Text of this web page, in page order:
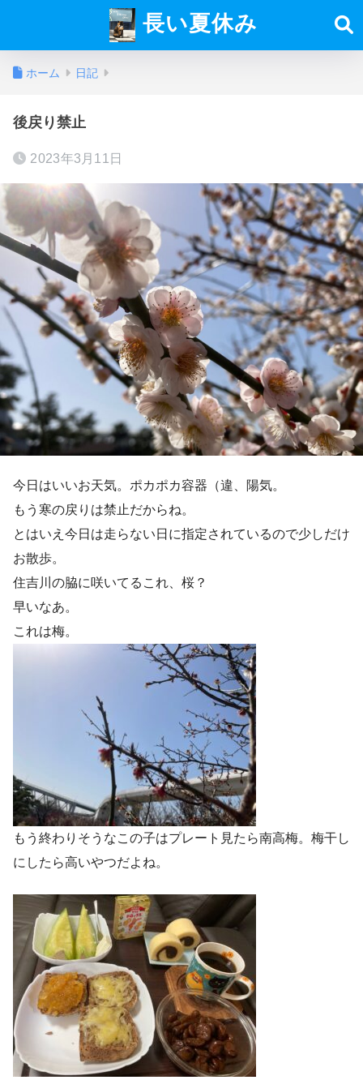
長い夏休み
ホーム 日記
後戻り禁止
2023年3月11日
今日はいいお天気。ポカポカ容器（違、陽気。
もう寒の戻りは禁止だからね。
とはいえ今日は走らない日に指定されているので少しだけ
お散歩。
住吉川の脇に咲いてるこれ、桜？
早いなあ。
これは梅。
もう終わりそうなこの子はプレート見たら南高梅。梅干し
にしたら高いやつだよね。